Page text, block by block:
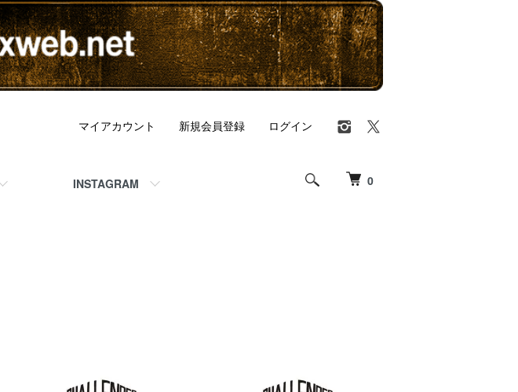
0
INSTAGRAM
マイアカウント 新規会員登録 ログイン